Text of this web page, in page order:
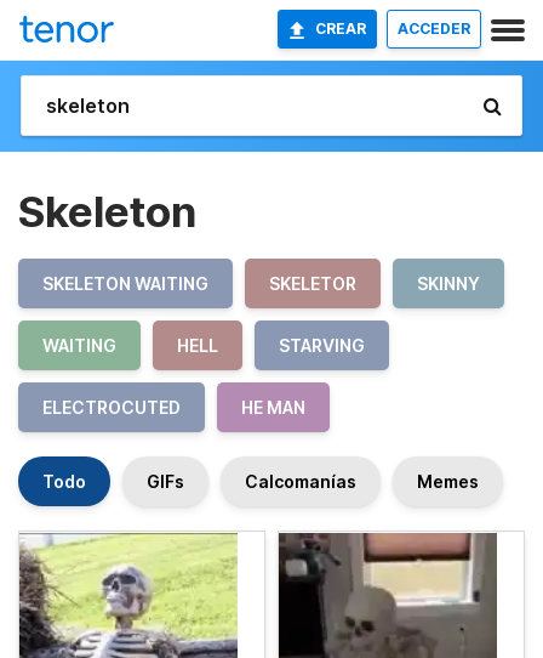
CREAR ACCEDER
Skeleton
SKELETON WAITING SKELETOR SKINNY
WAITING HELL STARVING
ELECTROCUTED HE MAN
Todo GIFs Calcomanías Memes